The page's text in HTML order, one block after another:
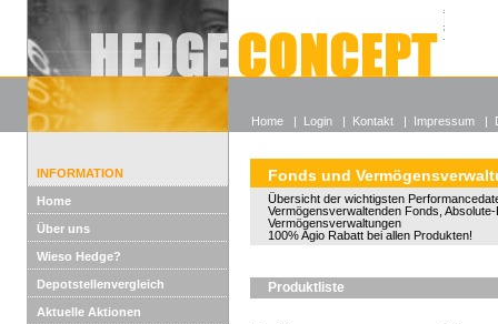
Alle
Wieso
INFORMATION
Home
Über uns
Wieso Hedge?
Depotstellenvergleich
Aktuelle Aktionen
Fonds und
Übersicht der wichtigsten
Vermögensverwaltenden Fonds,
Vermögensverwaltungen
100% Agio Rabatt bei allen Produkten!
Produktliste
Home | Login | Kontakt | Impressum |